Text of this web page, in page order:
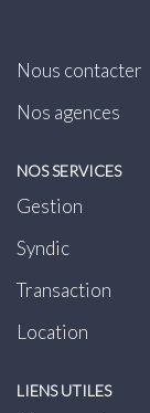
Nous contacter
Nos agences
NOS SERVICES
Gestion
Syndic
Transaction
Location
LIENS UTILES